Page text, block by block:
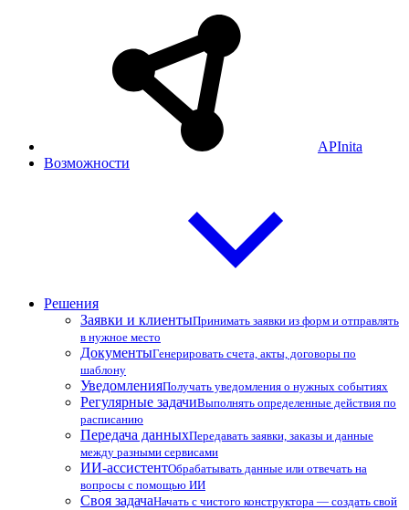
APInita
Возможности
Решения
Заявки и клиентыПринимать заявки из форм и отправлять
в нужное место
ДокументыГенерировать счета, акты, договоры по
шаблону
УведомленияПолучать уведомления о нужных событиях
Регулярные задачиВыполнять определенные действия по
расписанию
Передача данныхПередавать заявки, заказы и данные
между разными сервисами
ИИ-ассистентОбрабатывать данные или отвечать на
вопросы с помощью ИИ
Своя задачаНачать с чистого конструктора — создать свой